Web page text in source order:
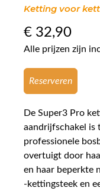
Ketting voor
€ 32,90
Alle prijzen zijn
Reserveren
De Super3 Pro
aandrijfschakel is
professionele
overtuigt door
en haar beperkte
-kettingsteek en